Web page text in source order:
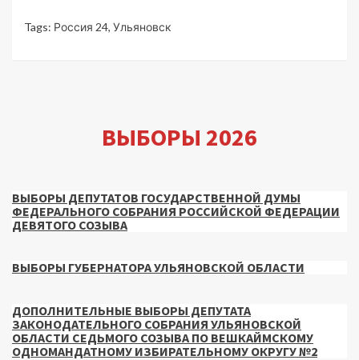
Tags: Россия 24, Ульяновск
ВЫБОРЫ 2026
ВЫБОРЫ ДЕПУТАТОВ ГОСУДАРСТВЕННОЙ ДУМЫ
ФЕДЕРАЛЬНОГО СОБРАНИЯ РОССИЙСКОЙ ФЕДЕРАЦИИ
ДЕВЯТОГО СОЗЫВА
ВЫБОРЫ ГУБЕРНАТОРА УЛЬЯНОВСКОЙ ОБЛАСТИ
ДОПОЛНИТЕЛЬНЫЕ ВЫБОРЫ ДЕПУТАТА
ЗАКОНОДАТЕЛЬНОГО СОБРАНИЯ УЛЬЯНОВСКОЙ
ОБЛАСТИ СЕДЬМОГО СОЗЫВА ПО ВЕШКАЙМСКОМУ
ОДНОМАНДАТНОМУ ИЗБИРАТЕЛЬНОМУ ОКРУГУ №2